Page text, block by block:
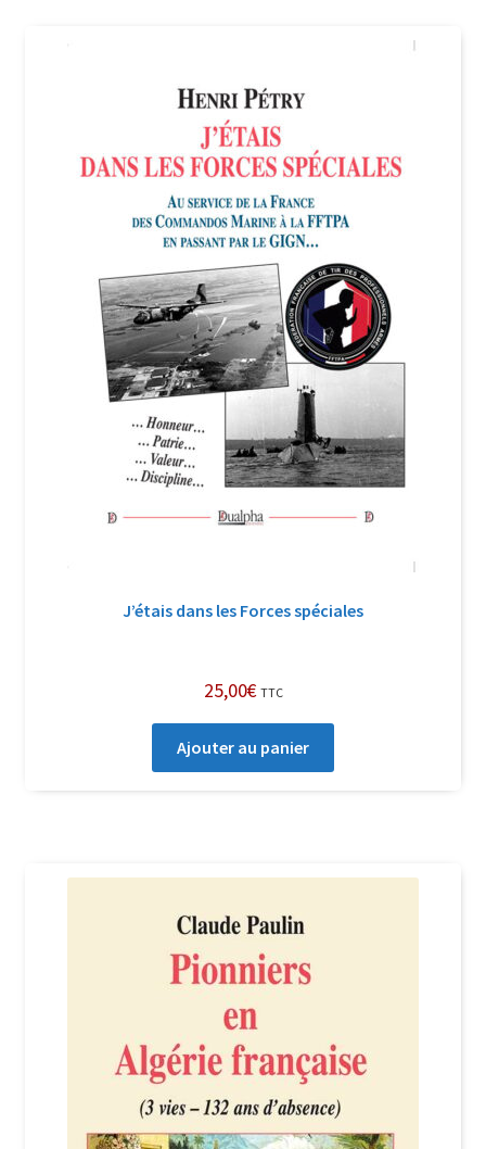
J’étais dans les Forces spéciales
25,00€ TTC
Ajouter au panier